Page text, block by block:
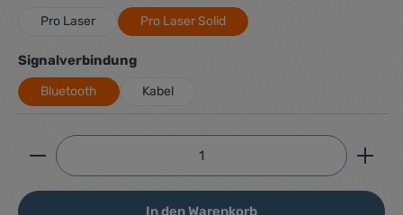
Pro Laser Pro Laser Solid
Signalverbindungauswählen
Bluetooth Kabel
Produkt Anzahl: Gib den gewünschten Wert ein
In den Warenkorb